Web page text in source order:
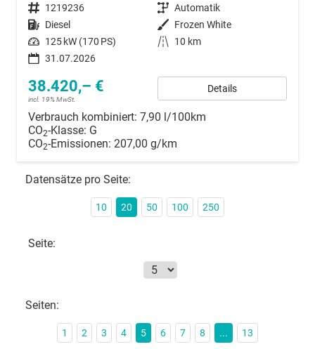
Fahrzeugnummer 1219236 Getriebe Automatik
Kraftstoff Diesel Außenfarbe Frozen White
Leistung 125 kW (170 PS) Kilometerstand
10 km
31.07.2026
38.420,– €
incl. 19% MwSt.
Details
Verbrauch kombiniert: 7,90 l/100km
CO2-Klasse: G
CO2-Emissionen: 207,00 g/km
Datensätze pro Seite:
10 20 50 100 250
Seite:
Seiten:
1 2 3 4 5 6 7 8 ... 13